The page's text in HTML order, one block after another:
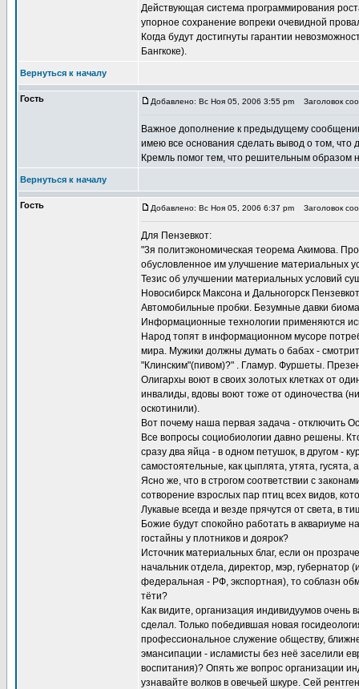
Действующая система программирования
упорное сохранение вопреки очевидной
Когда будут достигнуты гарантии
Бангкоке).
Вернуться к началу
Гость Добавлено: Вс Ноя 05, 2006 3:55 pm Заголовок
Важное дополнение к предыдущему
имею все основания сделать вывод о том, что
Кремль помог тем, что решительным образом
Вернуться к началу
Гость Добавлено: Вс Ноя 05, 2006 6:37 pm Заголовок
Для Пензевкот:
"3я политэкономическая теорема Акимова.
обусловленное им улучшение материальных
Тезис об улучшении материальных условий
Новосибирск Максона и Дальногорск
Автомобильные пробки. Безумные давки
Информационные технологии применяются
Народ топят в информационном мусоре
мира. Мужики должны думать о бабах -
"Клинским"(пивом)?" . Гламур. Фуршеты.
Олигархы воют в своих золотых клетках от
инвалиды, вдовы воют тоже от одиночества
оскотинили).
Вот почему наша первая задача - отключить
Все вопросы социобиологии давно решены.
сразу два яйца - в одном петушок, в другом -
самостоятельные, как цыплята, утята,
Ясно же, что в строгом соответствии с
сотворение взрослых пар птиц всех видов,
Лукавые всегда и везде прячутся от света, в
Божие будут спокойно работать в аквариуме
гостайны у плотников и доярок?
Источник материальных благ, если он
начальник отдела, директор, мэр, губернатор
федеральная - РФ, экспортная), то соблазн
тёти?
Как видите, организация индивидуумов
сделал. Только победившая новая
профессиональное служение обществу,
эмансипации - исламисты без неё заселили
воспитания)? Опять же вопрос организации
узнавайте волков в овечьей шкуре. Сей